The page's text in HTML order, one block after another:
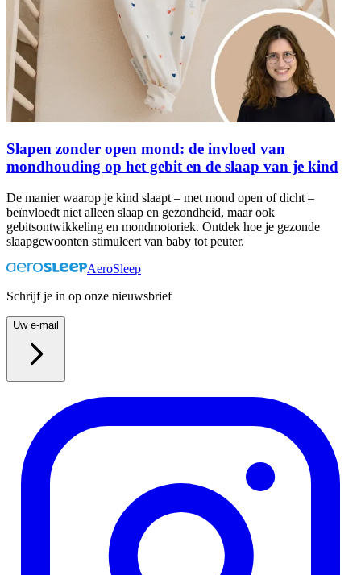
Slapen zonder open mond: de invloed van
mondhouding op het gebit en de slaap van je kind
De manier waarop je kind slaapt – met mond open of dicht –
beïnvloedt niet alleen slaap en gezondheid, maar ook
gebitsontwikkeling en mondmotoriek. Ontdek hoe je gezonde
slaapgewoonten stimuleert van baby tot peuter.
AeroSleep
Schrijf je in op onze nieuwsbrief
Uw e-mail